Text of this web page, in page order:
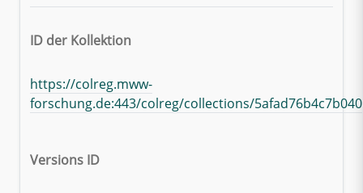
ID der Kollektion
https://colreg.mww-
forschung.de:443/colreg/collections/
Versions ID